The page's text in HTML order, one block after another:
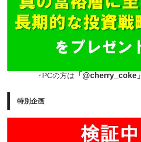
↑PCの方は 「@cherry_coke」
特別企画